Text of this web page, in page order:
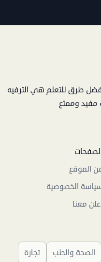
طرق للتعلم هي الترفيه
مفيد وممتع
الموقع
الخصوصية
معنا
الصحة والطب تجارة